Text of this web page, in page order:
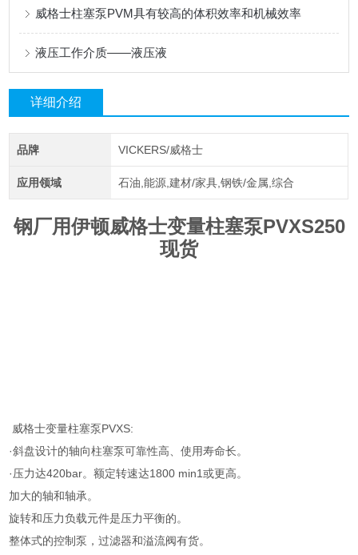
威格士柱塞泵PVM具有较高的体积效率和机械效率
液压工作介质——液压液
详细介绍
品牌 VICKERS/威格士
应用领域 石油,能源,建材/家具,钢铁/金属,综合
钢厂用伊顿威格士变量柱塞泵PVXS250
现货
威格士变量柱塞泵PVXS:
·斜盘设计的轴向柱塞泵可靠性高、使用寿命长。
·压力达420bar。额定转速达1800 min1或更高。
加大的轴和轴承。
旋转和压力负载元件是压力平衡的。
整体式的控制泵，过滤器和溢流阀有货。